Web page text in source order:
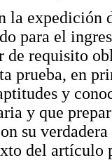
la expedición
para el
de requisito
prueba, en
y
y que
su
del artículo